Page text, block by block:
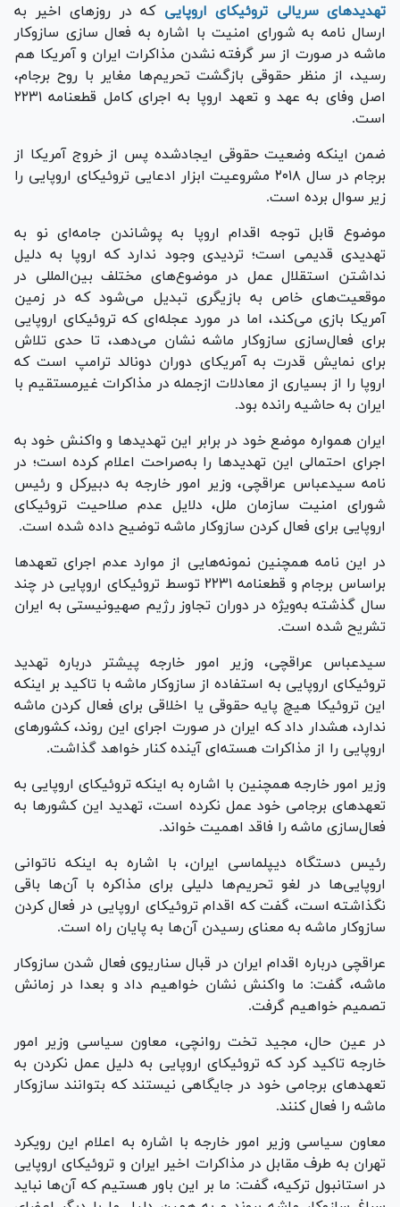
تهدید‌های سریالی تروئیکای اروپایی که در روز‌های اخیر به
ارسال نامه به شورای امنیت با اشاره به فعال سازی سازوکار
ماشه در صورت از سر گرفته نشدن مذاکرات ایران و آمریکا هم
رسید، از منظر حقوقی بازگشت تحریم‌ها مغایر با روح برجام،
اصل وفای به عهد و تعهد اروپا به اجرای کامل قطعنامه ۲۲۳۱
است.
ضمن اینکه وضعیت حقوقی ایجادشده پس از خروج آمریکا از
برجام در سال ۲۰۱۸ مشروعیت ابزار ادعایی تروئیکای اروپایی را
زیر سوال برده است.
موضوع قابل توجه اقدام اروپا به پوشاندن جامه‌ای نو به
تهدیدی قدیمی است؛ تردیدی وجود ندارد که اروپا به دلیل
نداشتن استقلال عمل در موضوع‌های مختلف بین‌المللی در
موقعیت‌های خاص به بازیگری تبدیل می‌شود که در زمین
آمریکا بازی می‌کند، اما در مورد عجله‌ای که تروئیکای اروپایی
برای فعال‌سازی سازوکار ماشه نشان می‌دهد، تا حدی تلاش
برای نمایش قدرت به آمریکای دوران دونالد ترامپ است که
اروپا را از بسیاری از معادلات ازجمله در مذاکرات غیرمستقیم با
ایران به حاشیه رانده بود.
ایران همواره موضع خود در برابر این تهدید‌ها و واکنش خود به
اجرای احتمالی این تهدید‌ها را به‌صراحت اعلام کرده است؛ در
نامه سیدعباس عراقچی، وزیر امور خارجه به دبیرکل و رئیس
شورای امنیت سازمان ملل، دلایل عدم صلاحیت تروئیکای
اروپایی برای فعال کردن سازوکار ماشه توضیح داده شده است.
در این نامه همچنین نمونه‌هایی از موارد عدم اجرای تعهد‌ها
براساس برجام و قطعنامه ۲۲۳۱ توسط تروئیکای اروپایی در چند
سال گذشته به‌ویژه در دوران تجاوز رژیم صهیونیستی به ایران
تشریح شده است.
سیدعباس عراقچی، وزیر امور خارجه پیشتر درباره تهدید
تروئیکای اروپایی به استفاده از سازوکار ماشه با تاکید بر اینکه
این تروئیکا هیچ پایه حقوقی یا اخلاقی برای فعال کردن ماشه
ندارد، هشدار داد که ایران در صورت اجرای این روند، کشور‌های
اروپایی را از مذاکرات هسته‌ای آینده کنار خواهد گذاشت.
وزیر امور خارجه همچنین با اشاره به اینکه تروئیکای اروپایی به
تعهد‌های برجامی خود عمل نکرده است، تهدید این کشور‌ها به
فعال‌سازی ماشه را فاقد اهمیت خواند.
رئیس دستگاه دیپلماسی ایران، با اشاره به اینکه ناتوانی
اروپایی‌ها در لغو تحریم‌ها دلیلی برای مذاکره با آن‌ها باقی
نگذاشته است، گفت که اقدام تروئیکای اروپایی در فعال کردن
سازوکار ماشه به معنای رسیدن آن‌ها به پایان راه است.
عراقچی درباره اقدام ایران در قبال سناریوی فعال شدن سازوکار
ماشه، گفت: ما واکنش نشان خواهیم داد و بعدا در زمانش
تصمیم خواهیم گرفت.
در عین حال، مجید تخت روانچی، معاون سیاسی وزیر امور
خارجه تاکید کرد که تروئیکای اروپایی به دلیل عمل نکردن به
تعهد‌های برجامی خود در جایگاهی نیستند که بتوانند سازوکار
ماشه را فعال کنند.
معاون سیاسی وزیر امور خارجه با اشاره به اعلام این رویکرد
تهران به طرف مقابل در مذاکرات اخیر ایران و تروئیکای اروپایی
در استانبول ترکیه، گفت: ما بر این باور هستیم که آن‌ها نباید